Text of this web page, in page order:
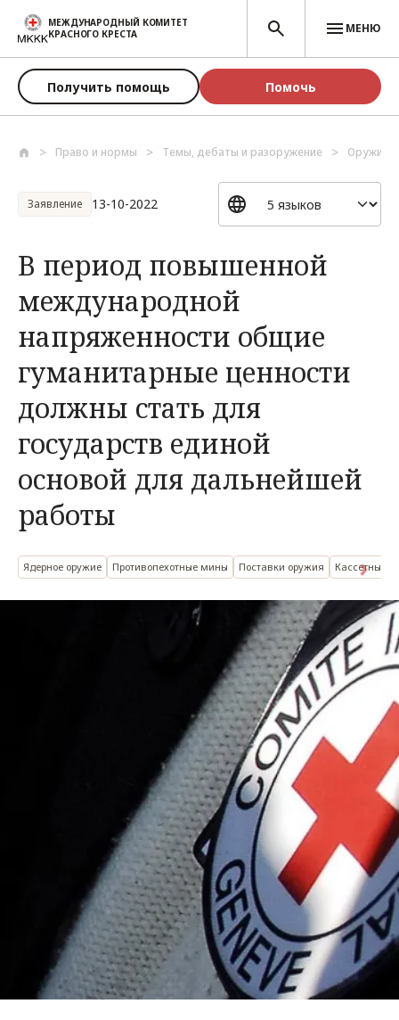
Перейти к основному содержанию
МЕЖДУНАРОДНЫЙ КОМИТЕТ
КРАСНОГО КРЕСТА
МЕНЮ
Получить помощь Помочь
Право и нормы Темы, дебаты и разоружение Оружие
Заявление 13-10-2022
В период повышенной
международной
напряженности общие
гуманитарные ценности
должны стать для
государств единой
основой для дальнейшей
работы
Ядерное оружие Противопехотные мины Поставки оружия Кассетные